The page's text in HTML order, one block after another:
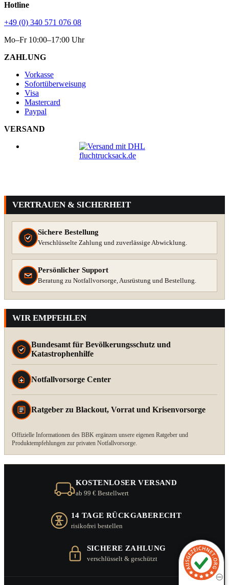
Hotline
+49 (0) 340 571 076 08
Mo–Fr 10:00–17:00 Uhr
ZAHLUNG
Vorkasse
Sofortüberweisung
Visa
Mastercard
Paypal
VERSAND
VERTRAUEN & SICHERHEIT
Sichere Bestellung
Verschlüsselte Zahlung und zuverlässige Abwicklung.
Persönlicher Support
Beratung zu Notfallvorsorge, Ausrüstung und Bestellung.
WIR EMPFEHLEN
Bundesamt für Bevölkerungsschutz und
Katastrophenhilfe
Notfallvorsorge Center
Ratgeber zu Blackout, Vorrat und Krisenvorsorge
Offizielle Informationen des BBK ergänzen unsere eigenen Ratgeber und
Produktempfehlungen zur privaten Notfallvorsorge.
KOSTENLOSER VERSAND
ab 99 € Bestellwert
14 TAGE RÜCKGABERECHT
risikofrei bestellen
SICHERE ZAHLUNG
verschlüsselt & geschützt